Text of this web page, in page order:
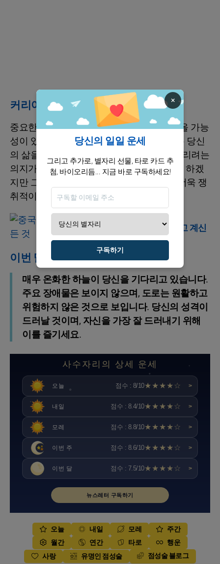
커리어 / 재정
중요한 돈이 들어올 수도 있는데, 가족에서 올 가능
성이 있는 돈이라면 특히 마지막 구역에서는 당신
의 삶을 편하게 해줄 수 있습니다. 예산을 늘리려는
의지가 있고, 1일부터 14일까지 열심히 일을 하겠
지만 그 이후에는 돈을 잃을까 두려워해서 더욱 쟁
취적이며 아주 검소해질 거에요.
중국 점성술을 알고 계신
가요?
이번 달 조언
매우 온화한 하늘이 당신을 기다리고 있습니다.
주요 장애물은 보이지 않으며, 도로는 원활하고
위험하지 않은 것으로 보입니다. 당신의 성격이
드러날 것이며, 자신을 가장 잘 드러내기 위해
이를 즐기세요.
사수자리의 상세 운세
오늘 점수 : 8/10★★★★☆ >
내일 점수 : 8.4/10★★★★☆ >
모레 점수 : 8.8/10★★★★☆ >
이번 주 점수 : 8.6/10★★★★☆ >
이번 달 점수 : 7.5/10★★★★☆ >
뉴스레터 구독하기
오늘 내일 모레
주간
월간
연간 타로
행운
사랑
유명인 점성술 점성술 블로그
×
당신의 일일 운세
그리고 추가로, 별자리 선물, 타로 카드 추
첨, 바이오리듬... 지금 바로 구독하세요!
구독하기